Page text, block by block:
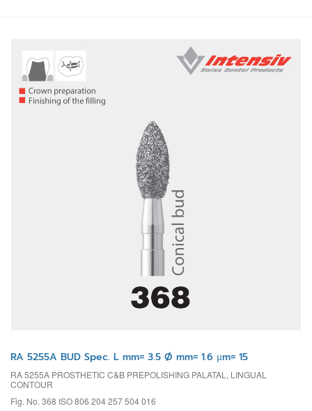
RA 5255A BUD Spec. L mm= 3.5 Ø mm= 1.6 µm= 15
RA 5255A PROSTHETIC C&B PREPOLISHING PALATAL, LINGUAL
CONTOUR
Fig. No. 368 ISO 806 204 257 504 016